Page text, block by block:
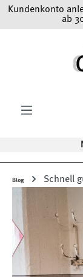
Zum Hauptinhalt
Kundenkonto
ab
Blog Schnell